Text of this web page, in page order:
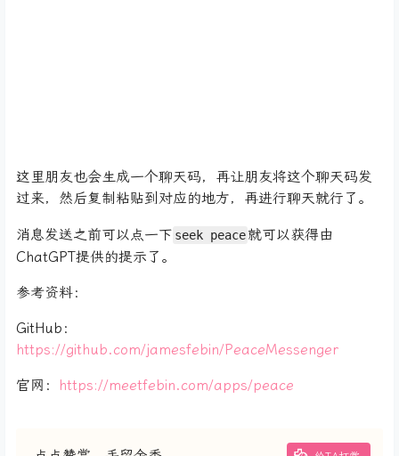
这里朋友也会生成一个聊天码，再让朋友将这个聊天码发
过来，然后复制粘贴到对应的地方，再进行聊天就行了。
消息发送之前可以点一下 seek peace就可以获得由
ChatGPT提供的提示了。
参考资料：
GitHub：
https://github.com/jamesfebin/PeaceMessenger
官网： https://meetfebin.com/apps/peace